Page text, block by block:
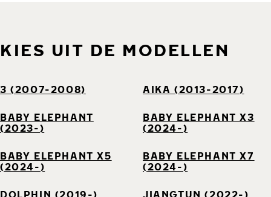
KIES UIT DE MODELLEN
3 (2007-2008) AIKA (2013-2017)
BABY ELEPHANT
(2023-)
BABY ELEPHANT X3
(2024-)
BABY ELEPHANT X5
(2024-)
BABY ELEPHANT X7
(2024-)
DOLPHIN (2019-)
JIANGTUN (2022-)